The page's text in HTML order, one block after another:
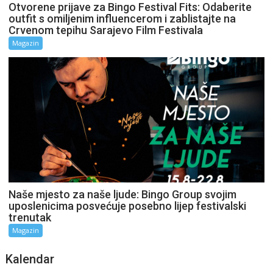
Otvorene prijave za Bingo Festival Fits: Odaberite
outfit s omiljenim influencerom i zablistajte na
Crvenom tepihu Sarajevo Film Festivala
Magazin
Naše mjesto za naše ljude: Bingo Group svojim
uposlenicima posvećuje posebno lijep festivalski
trenutak
Magazin
Kalendar